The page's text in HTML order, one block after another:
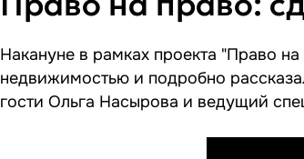
Накануне в рамках проекта "Право
недвижимостью и подробно
гости Ольга Насырова и ведущий